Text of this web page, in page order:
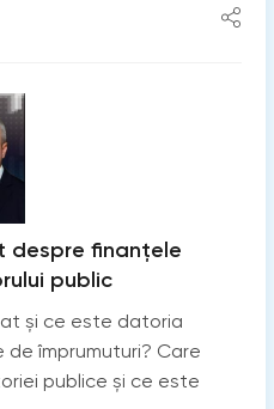
despre finanțele
public
și ce este datoria
împrumuturi? Care
publice și ce este